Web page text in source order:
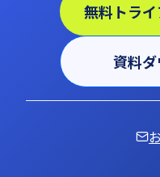
無料トラ
資料